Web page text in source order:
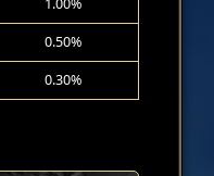
1.00%
0.50%
0.30%